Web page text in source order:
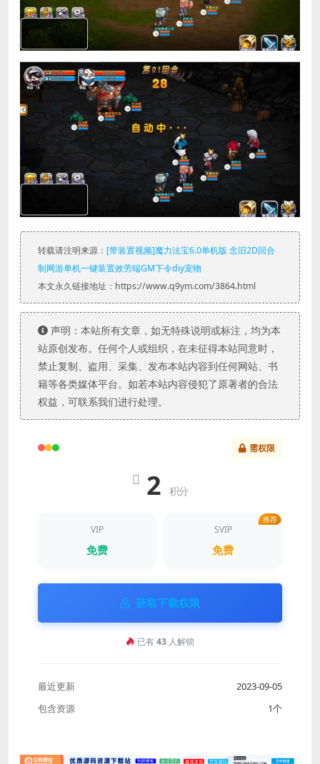
转载请注明来源： [带装置视频]魔力法宝6.0单机版 念旧2D回合
制网游单机一键装置效劳端GM下令diy宠物
本文永久链接地址：https://www.q9ym.com/3864.html
声明：本站所有文章，如无特殊说明或标注，均为本
站原创发布。任何个人或组织，在未征得本站同意时，
禁止复制、盗用、采集、发布本站内容到任何网站、书
籍等各类媒体平台。如若本站内容侵犯了原著者的合法
权益，可联系我们进行处理。
需权限
2 积分
VIP
免费
推荐
SVIP
免费
获取下载权限
已有43人解锁
最近更新
2023-09-05
包含资源
1个